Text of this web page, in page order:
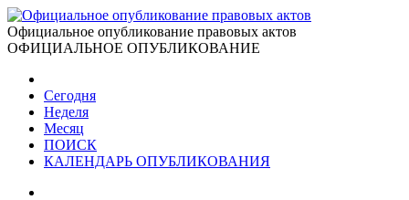
Официальное опубликование правовых актов
ОФИЦИАЛЬНОЕ ОПУБЛИКОВАНИЕ
Сегодня
Неделя
Месяц
ПОИСК
КАЛЕНДАРЬ ОПУБЛИКОВАНИЯ